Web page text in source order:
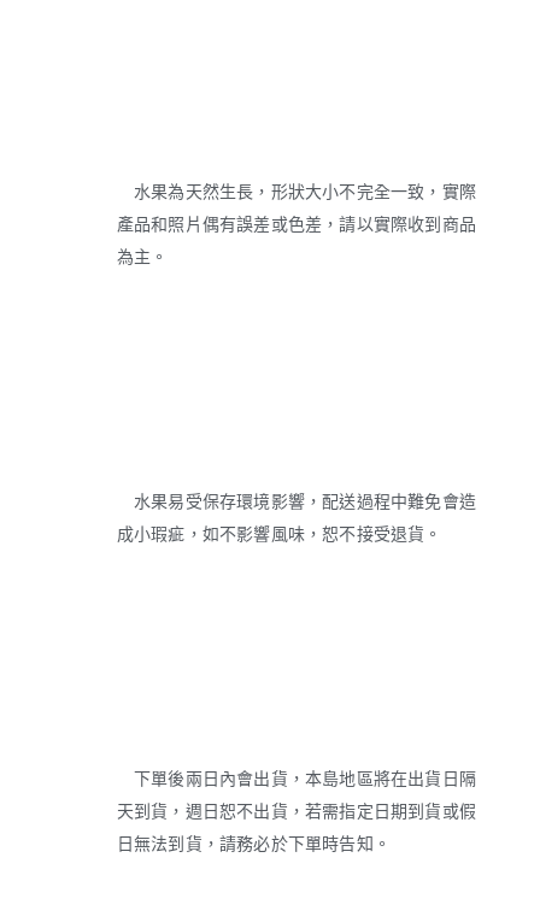
水果為天然生長，形狀大小不完全一致，實際
產品和照片偶有誤差或色差，請以實際收到商品
為主。
水果易受保存環境影響，配送過程中難免會造
成小瑕疵，如不影響風味，恕不接受退貨。
下單後兩日內會出貨，本島地區將在出貨日隔
天到貨，週日恕不出貨，若需指定日期到貨或假
日無法到貨，請務必於下單時告知。